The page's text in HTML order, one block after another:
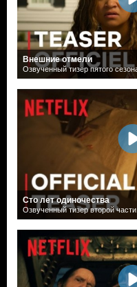
Внешние отмели
Озвученный тизер пятого
Сто лет одиночества
Озвученный тизер второй